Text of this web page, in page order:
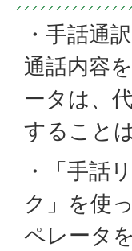
・手話通
通話内容
ータは、
すること
・「手話
ク」を使
ペレータ